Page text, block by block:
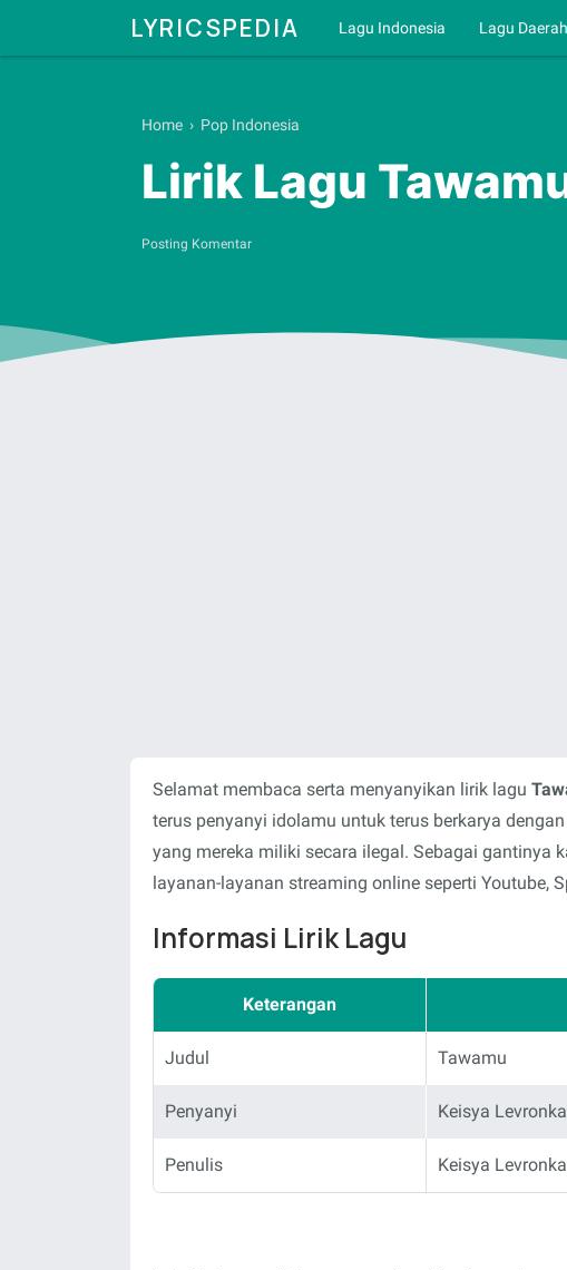
LYRICSPEDIA Lagu Indonesia Lagu Daerah
Home › Pop Indonesia
Lirik Lagu
Posting Komentar
Selamat membaca serta menyanyikan lirik lagu
terus penyanyi idolamu untuk terus berkarya
yang mereka miliki secara ilegal. Sebagai gantinya
layanan-layanan streaming online seperti Youtube,
Informasi Lirik Lagu
Keterangan
Judul Tawamu
Penyanyi Keisya Levronka
Penulis Keisya